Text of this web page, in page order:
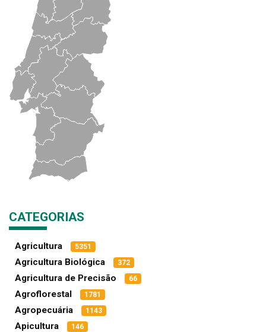
CATEGORIAS
Agricultura 5351
Agricultura Biológica 372
Agricultura de Precisão 66
Agroflorestal 1781
Agropecuária 1143
Apicultura 146